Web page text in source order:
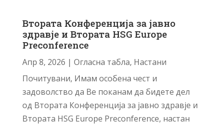
Втората Конференција за jавно
здравје и Втората HSG Europe
Preconference
Апр 8, 2026 | Огласна табла, Настани
Почитувани, Имам особена чест и
задоволство да Ве поканам да бидете дел
од Втората Конференција за jавно здравје и
Втората HSG Europe Preconference, настан